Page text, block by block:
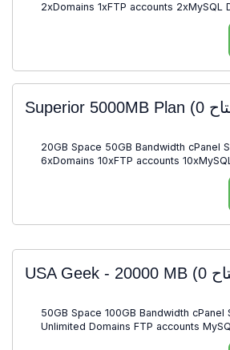
2xDomains 1xFTP accounts 2xMySQL
Superior 5000MB Plan
20GB Space 50GB Bandwidth cPanel
6xDomains 10xFTP accounts
USA Geek - 20000 MB
50GB Space 100GB Bandwidth cPanel
Unlimited Domains FTP accounts